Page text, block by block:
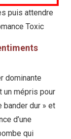
puis attendre
Toxic
dominante
un mépris pour
bander dur » et
d’une
qui